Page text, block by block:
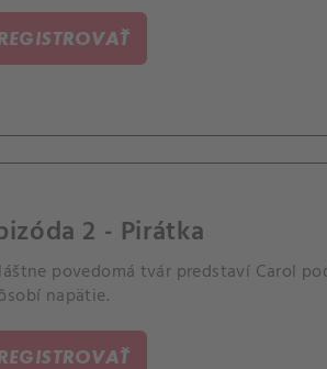
2 - Pirátka
povedomá tvár predstaví Carol
napätie.